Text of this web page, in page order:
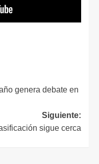
genera debate en
Siguiente:
sigue cerca